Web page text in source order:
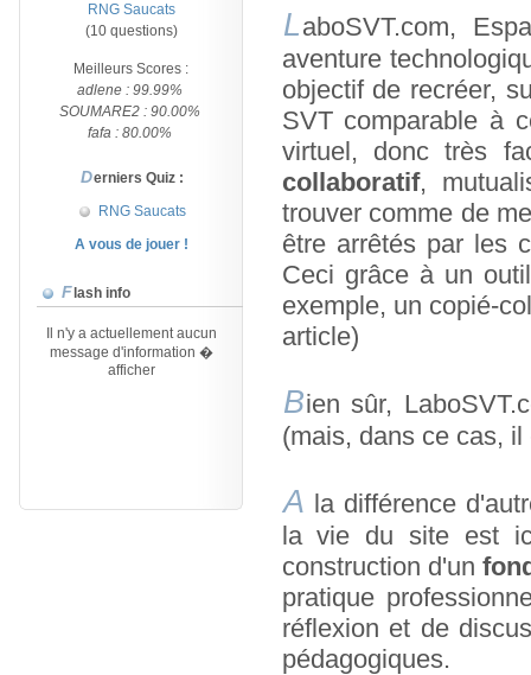
RNG Saucats
(10 questions)
Meilleurs Scores :
adlene : 99.99%
SOUMARE2 : 90.00%
fafa : 80.00%
Derniers Quiz :
RNG Saucats
A vous de jouer !
Flash info
message d'information �
afficher
LaboSVT.com,
aventure
objectif de recréer,
SVT comparable à
virtuel, donc très
collaboratif,
trouver comme de
être arrêtés par les
Ceci grâce à un
exemple, un copié-
article)
Bien sûr,
(mais, dans ce cas,
A la différence
la vie du site est
construction d'un
pratique
réflexion et de
pédagogiques.